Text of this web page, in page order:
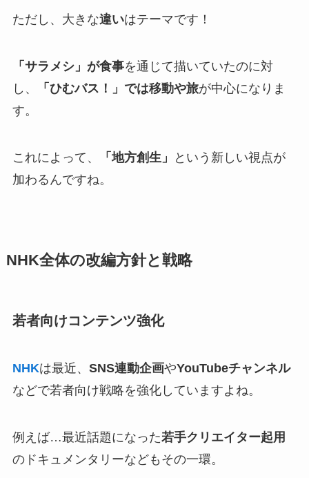
ただし、大きな違いはテーマです！
「サラメシ」が食事を通じて描いていたのに対
し、
「ひむバス！」では移動や旅が中心になりま
す。
これによって、 「地方創生」
という新しい視点が
加わるんですね。
NHK全体の改編方針と戦略
若者向けコンテンツ強化
NHKは最近、 SNS連動企画やYouTubeチャンネル
などで若者向け戦略を強化していますよね。
例えば…最近話題になった若手クリエイター起用
のドキュメンタリーなどもその一環。